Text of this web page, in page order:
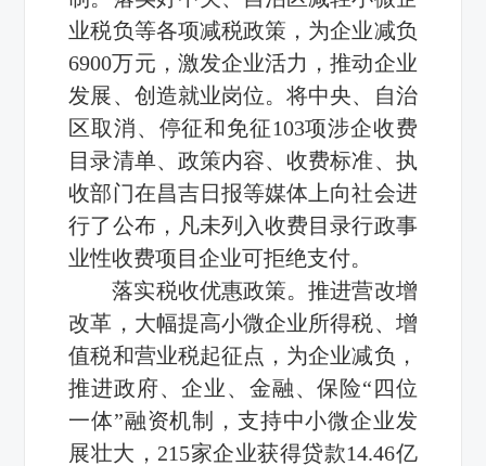
业税负等各项减税政策，为企业减负
6900万元，激发企业活力，推动企业
发展、创造就业岗位。将中央、自治
区取消、停征和免征103项涉企收费
目录清单、政策内容、收费标准、执
收部门在昌吉日报等媒体上向社会进
行了公布，凡未列入收费目录行政事
业性收费项目企业可拒绝支付。
落实税收优惠政策。推进营改增
改革，大幅提高小微企业所得税、增
值税和营业税起征点，为企业减负，
推进政府、企业、金融、保险“四位
一体”融资机制，支持中小微企业发
展壮大，215家企业获得贷款14.46亿